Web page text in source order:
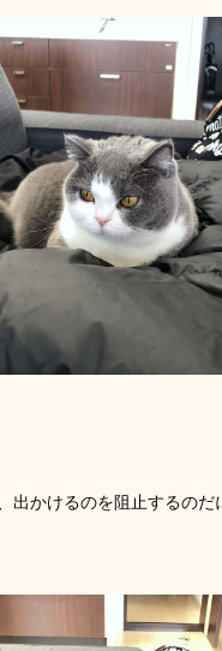
出かけるのを阻止するのだ